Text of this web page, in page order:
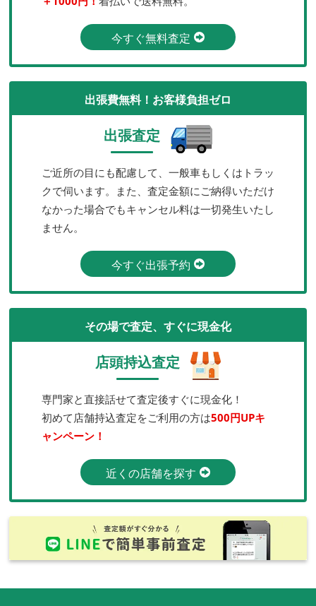
今すぐ無料査定
出張費無料！お客様負担ゼロ
出張査定
ご近所の目にも配慮して、一般車もしくはトラッ
クで伺います。また、査定金額にご納得いただけ
なかった場合でもキャンセル料は一切発生いたし
ません。
今すぐ出張予約
その場で査定、すぐに現金化
店頭持込査定
専門家と直接話せて査定後すぐに現金化！
初めて店舗持込査定をご利用の方は500円UPキ
ャンペーン！
近くの店舗を探す